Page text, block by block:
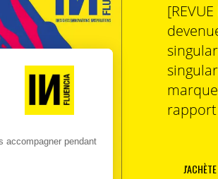
Les sentez- vous concernés par ce sujet
peut-il agir concrètement pour
fréquentation du Congrès vont en tout
public, quelques 3000 personnes
des Espaces générations nature.
Et il y a là je crois une clef de la
l’élément le plus efficace de
de chacun.